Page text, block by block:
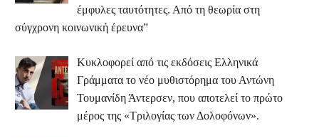
έμφυλες ταυτότητες. Από τη θεωρία στη
σύγχρονη κοινωνική έρευνα”
Κυκλοφορεί από τις εκδόσεις Ελληνικά
Γράμματα το νέο μυθιστόρημα του Αντώνη
Τουμανίδη Άντερσεν, που αποτελεί το πρώτο
μέρος της «Τριλογίας των Δολοφόνων».